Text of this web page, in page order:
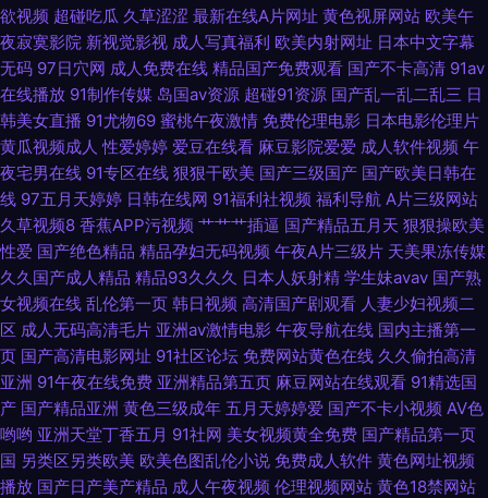
刷 国产精品久久66 蜜桃成人无码一区 一区二区熟女欧美 91巨炮 超碰在线
9797人妻 久草福利成人电影 涩涩热5 91免费版视频在线观看 东方影库四虎
8848 欧美国产欧美亚洲国产 天天干天天做 91ri国产精品视频 99热九九网站
激情啪啪在线观看91 午夜成人视频 91精品日韩专区 成人精品18 麻豆爱爱网
色妞妞水婷婷操导航 自拍h网 91丝足 大香蕉99 久久麻豆精品店 色福利涩导
航网 91精品丝袜久久 爱福利导航 久久黄色视频网址 三级成人色网 综合另类
第四页 91视频在线观看播放 91最新福利视频 国产精品自在线拍国产 熟女性
交偷拍 91黄香蕉 国产成人精品一区 欧美日韩另类国产中文 性交影片 91麻豆
精产国品 福利姬在线喷水 老熟妇黑丝骚货18p 91青青视频 影音先锋在线视
欲视频 超碰吃瓜 久草涩涩 最新在线A片网址 黄色视屏网站 欧美午
夜寂寞影院 新视觉影视 成人写真福利 欧美内射网址 日本中文字幕
无码 97日穴网 成人免费在线 精品国产免费观看 国产不卡高清 91av
在线播放 91制作传媒 岛国av资源 超碰91资源 国产乱一乱二乱三 日
韩美女直播 91尤物69 蜜桃午夜激情 免费伦理电影 日本电影伦理片
黄瓜视频成人 性爱婷婷 爱豆在线看 麻豆影院爱爱 成人软件视频 午
夜宅男在线 91专区在线 狠狠干欧美 国产三级国产 国产欧美日韩在
线 97五月天婷婷 日韩在线网 91福利社视频 福利导航 A片三级网站
久草视频8 香蕉APP污视频 艹艹艹插逼 国产精品五月天 狠狠操欧美
性爱 国产绝色精品 精品孕妇无码视频 午夜A片三级片 天美果冻传媒
久久国产成人精品 精品93久久久 日本人妖射精 学生妹avav 国产熟
女视频在线 乱伦第一页 韩日视频 高清国产剧观看 人妻少妇视频二
区 成人无码高清毛片 亚洲av激情电影 午夜导航在线 国内主播第一
页 国产高清电影网址 91社区论坛 免费网站黄色在线 久久偷拍高清
亚洲 91午夜在线免费 亚洲精品第五页 麻豆网站在线观看 91精选国
产 国产精品亚洲 黄色三级成年 五月天婷婷爱 国产不卡小视频 AV色
哟哟 亚洲天堂丁香五月 91社网 美女视频黄全免费 国产精品第一页
国 另类区另类欧美 欧美色图乱伦小说 免费成人软件 黄色网址视频
播放 国产日产美产精品 成人午夜视频 伦理视频网站 黄色18禁网站